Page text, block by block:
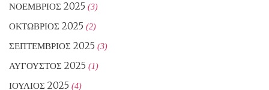
ΝΟΈΜΒΡΙΟΣ 2025 (3)
ΟΚΤΏΒΡΙΟΣ 2025 (2)
ΣΕΠΤΈΜΒΡΙΟΣ 2025 (3)
ΑΎΓΟΥΣΤΟΣ 2025 (1)
ΙΟΎΛΙΟΣ 2025 (4)